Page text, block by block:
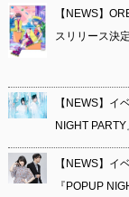
【NEWS】
スリリース決
【NEWS】
NIGHT
【NEWS】イ
『POPUP